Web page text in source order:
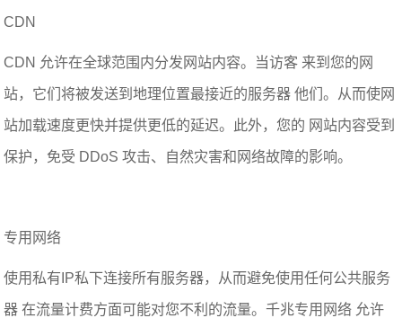
CDN
CDN 允许在全球范围内分发网站内容。当访客 来到您的网
站，它们将被发送到地理位置最接近的服务器 他们。从而使网
站加载速度更快并提供更低的延迟。此外，您的 网站内容受到
保护，免受 DDoS 攻击、自然灾害和网络故障的影响。
专用网络
使用私有IP私下连接所有服务器，从而避免使用任何公共服务
器 在流量计费方面可能对您不利的流量。千兆专用网络 允许